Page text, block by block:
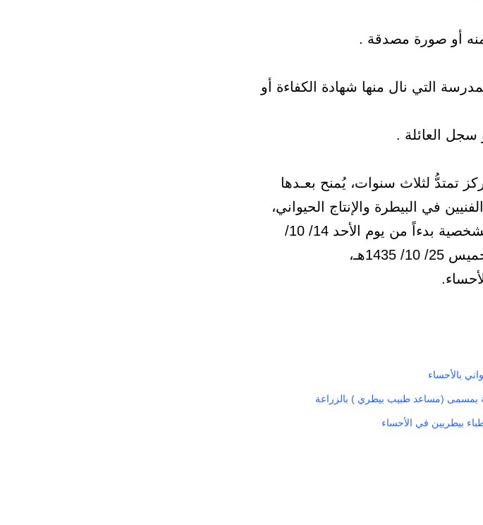
أو صورة مصدقة .
التي نال منها شهادة الكفاءة أو
سجل العائلة .
تمتدُّ لثلاث سنوات، يُمنح بعـدها
في البيطرة والإنتاج الحيواني،
محددة مواعيد التسجيل والمقابلة الشخصية بدءاً من يوم الأحد 14/ 10/
بالأحساء